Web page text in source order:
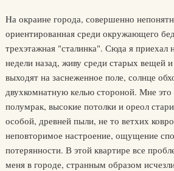
Hа окраине города, совершенно
ориентированная среди окружающего
трехэтажная "сталинка". Сюда я
недели назад, живу среди старых вещей
выходят на заснеженное поле, солнце
двухкомнатную келью стороной. Мне
полумрак, высокие потолки и ореол
особой, древней пыли, не то ветхих
неповторимое настроение, ощущение
потерянности. В этой квартире все
меня в городе, странным образом